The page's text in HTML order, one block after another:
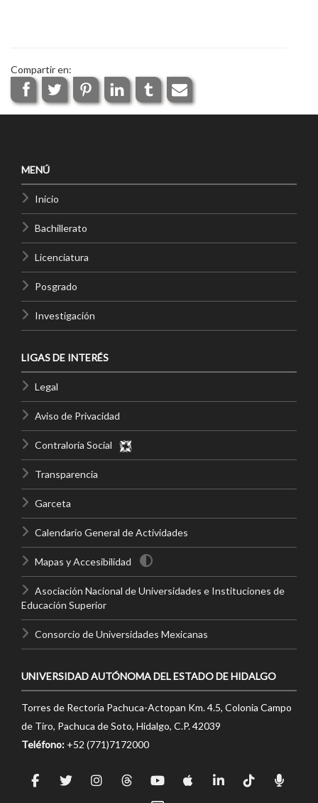
Compartir en:
MENÚ
Inicio
Bachillerato
Licenciatura
Posgrado
Investigación
LIGAS DE INTERÉS
Legal
Aviso de Privacidad
Contraloría Social
Transparencia
Garceta
Calendario General de Actividades
Mapas y Accesibilidad
Asociación Nacional de Universidades e Instituciones de
Educación Superior
Consorcio de Universidades Mexicanas
UNIVERSIDAD AUTÓNOMA DEL ESTADO DE HIDALGO
Torres de Rectoría Pachuca-Actopan Km. 4.5, Colonia Campo
de Tiro, Pachuca de Soto, Hidalgo, C.P. 42039
Teléfono: +52 (771)7172000